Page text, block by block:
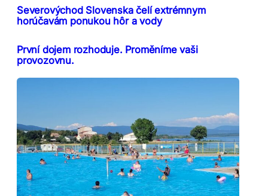
Severovýchod Slovenska čelí extrémnym
horúčavám ponukou hôr a vody
První dojem rozhoduje. Proměníme vaši
provozovnu.